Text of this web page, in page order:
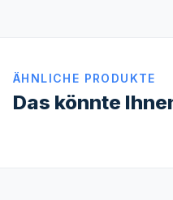
ÄHNLICHE PRODUKTE
Das könnte